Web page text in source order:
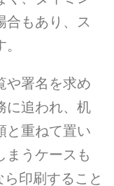
合もあり、ス
や署名を求め
に追われ、机
と重ねて置い
まうケースも
印刷すること